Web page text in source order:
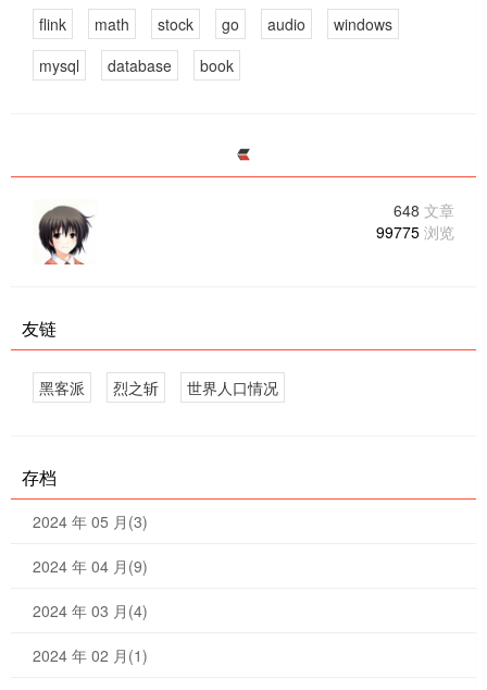
flink
math stock go audio
windows
mysql
database book
648 文章
99775 浏览
友链
黑客派 烈之斩 世界人口情况
存档
2024 年 05 月(3)
2024 年 04 月(9)
2024 年 03 月(4)
2024 年 02 月(1)